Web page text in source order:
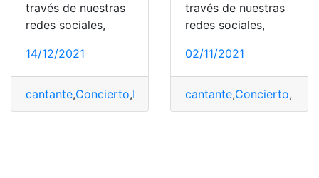
través de nuestras
redes sociales,
14/12/2021
cantante,Concierto,Ecuador jessi uribe,regreso
través de nuestras
redes sociales,
02/11/2021
cantante,Concierto,